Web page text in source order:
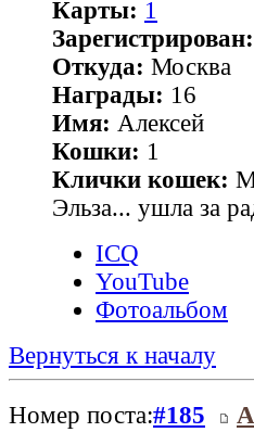
Карты: 1
Зарегистрирован:
Откуда: Москва
Награды: 16
Имя: Алексей
Кошки: 1
Клички кошек:
Эльза... ушла за
ICQ
YouTube
Фотоальбом
Вернуться к началу
Номер поста:#185